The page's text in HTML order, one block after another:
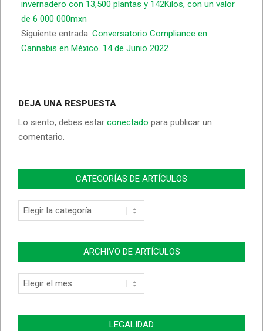
invernadero con 13,500 plantas y 142Kilos, con un valor
de 6 000 000mxn
Siguiente entrada: Conversatorio Compliance en
Cannabis en México. 14 de Junio 2022
DEJA UNA RESPUESTA
Lo siento, debes estar conectado para publicar un
comentario.
CATEGORÍAS DE ARTÍCULOS
ARCHIVO DE ARTÍCULOS
LEGALIDAD